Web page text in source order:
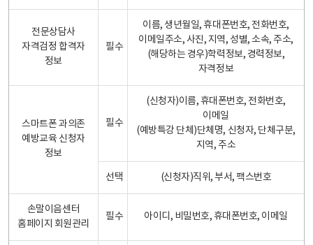
전문상담사
자격검정 합격자
정보
필수
이름, 생년월일, 휴대폰번호, 전화번호,
이메일주소, 사진, 지역, 성별, 소속, 주소,
(해당하는 경우)학력정보, 경력정보,
자격정보
스마트폰 과의존
예방교육 신청자
정보
필수
(신청자)이름, 휴대폰번호, 전화번호,
이메일
(예방특강 단체)단체명, 신청자, 단체구분,
지역, 주소
선택 (신청자)직위, 부서, 팩스번호
손말이음센터
홈페이지 회원관리
필수 아이디, 비밀번호, 휴대폰번호, 이메일